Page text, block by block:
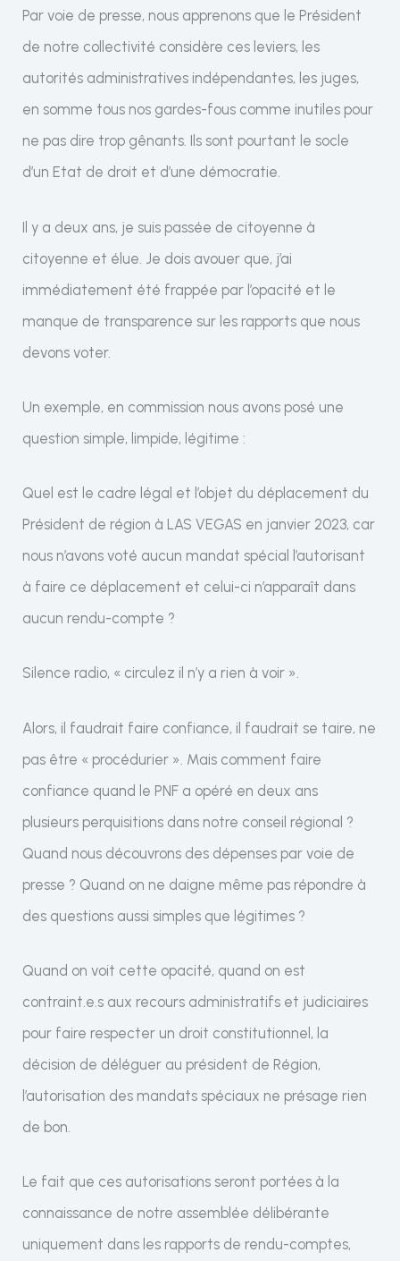
Par voie de presse, nous apprenons que le Président
de notre collectivité considère ces leviers, les
autorités administratives indépendantes, les juges,
en somme tous nos gardes-fous comme inutiles pour
ne pas dire trop gênants. Ils sont pourtant le socle
d’un Etat de droit et d’une démocratie.
Il y a deux ans, je suis passée de citoyenne à
citoyenne et élue. Je dois avouer que, j’ai
immédiatement été frappée par l’opacité et le
manque de transparence sur les rapports que nous
devons voter.
Un exemple, en commission nous avons posé une
question simple, limpide, légitime :
Quel est le cadre légal et l’objet du déplacement du
Président de région à LAS VEGAS en janvier 2023, car
nous n’avons voté aucun mandat spécial l’autorisant
à faire ce déplacement et celui-ci n’apparaît dans
aucun rendu-compte ?
Silence radio, « circulez il n’y a rien à voir ».
Alors, il faudrait faire confiance, il faudrait se taire, ne
pas être « procédurier ». Mais comment faire
confiance quand le PNF a opéré en deux ans
plusieurs perquisitions dans notre conseil régional ?
Quand nous découvrons des dépenses par voie de
presse ? Quand on ne daigne même pas répondre à
des questions aussi simples que légitimes ?
Quand on voit cette opacité, quand on est
contraint.e.s aux recours administratifs et judiciaires
pour faire respecter un droit constitutionnel, la
décision de déléguer au président de Région,
l’autorisation des mandats spéciaux ne présage rien
de bon.
Le fait que ces autorisations seront portées à la
connaissance de notre assemblée délibérante
uniquement dans les rapports de rendu-comptes,